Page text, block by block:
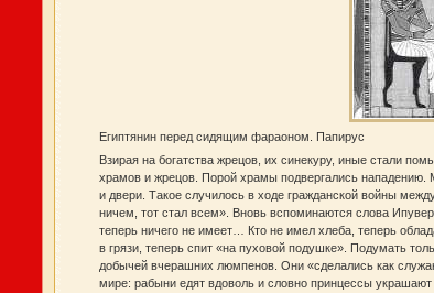
Египтянин перед сидящим фараоном. Папирус
Взирая на богатства жрецов, их синекуру, иные стали
храмов и жрецов. Порой храмы подвергались
и двери. Такое случилось в ходе гражданской войны
ничем, тот стал всем». Вновь вспоминаются слова
теперь ничего не имеет… Кто не имел хлеба, теперь
в грязи, теперь спит «на пуховой подушке». Подумать
добычей вчерашних люмпенов. Они «сделались как
мире: рабыни едят вдоволь и словно принцессы